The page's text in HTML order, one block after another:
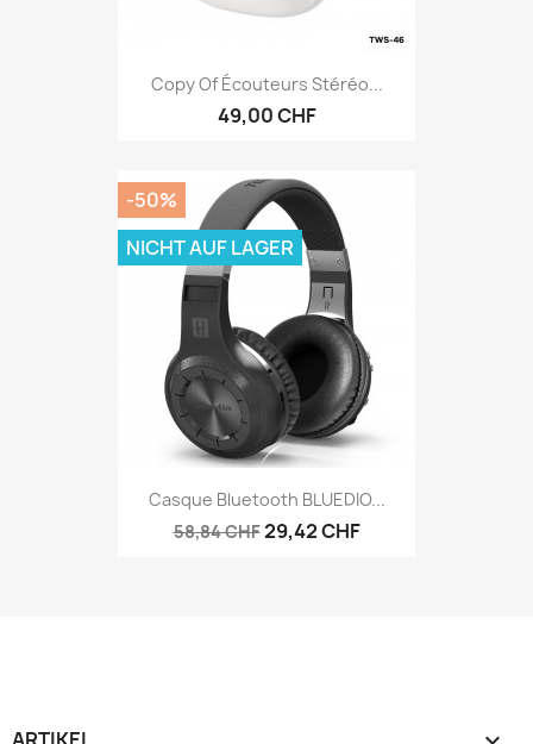
Copy Of Écouteurs Stéréo...
49,00 CHF
Casque Bluetooth BLUEDIO...
58,84 CHF29,42 CHF
-50%
NICHT AUF LAGER